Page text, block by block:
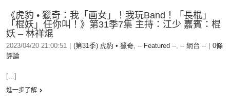
《虎豹 • 獵奇：我「画女」！我玩Band！「長棍」
「棍妖」任你叫！》第31季7集 主持：江少 嘉賓：棍
妖 – 林祥焜
2023/04/20 21:00:51 (第31季) 虎豹 • 獵奇, -- Featured --, -- 網台 --
0條
評論
[...]
進一步了解